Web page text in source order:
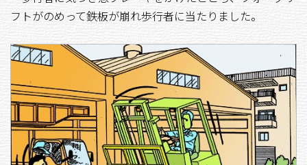
フトがのめって鉄板が崩れ歩行者に当たりました。